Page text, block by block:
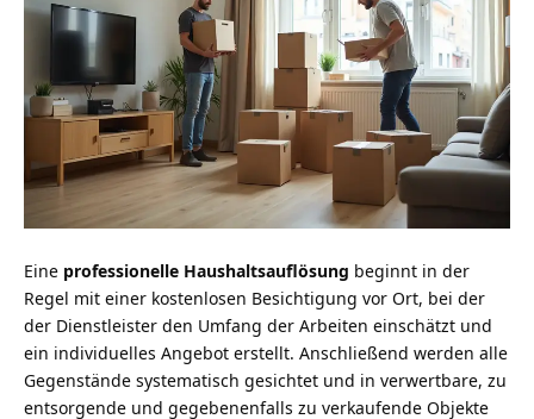
Eine professionelle Haushaltsauflösung beginnt in der
Regel mit einer kostenlosen Besichtigung vor Ort, bei der
der Dienstleister den Umfang der Arbeiten einschätzt und
ein individuelles Angebot erstellt. Anschließend werden alle
Gegenstände systematisch gesichtet und in verwertbare, zu
entsorgende und gegebenenfalls zu verkaufende Objekte